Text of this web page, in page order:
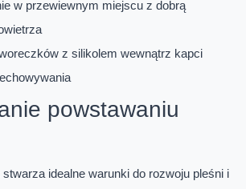
w przewiewnym miejscu z dobrą
z silikolem wewnątrz kapci
powstawaniu
stwarza idealne warunki do rozwoju pleśni i